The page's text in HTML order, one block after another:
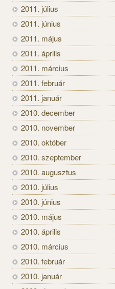
2011. július
2011. június
2011. május
2011. április
2011. március
2011. február
2011. január
2010. december
2010. november
2010. október
2010. szeptember
2010. augusztus
2010. július
2010. június
2010. május
2010. április
2010. március
2010. február
2010. január